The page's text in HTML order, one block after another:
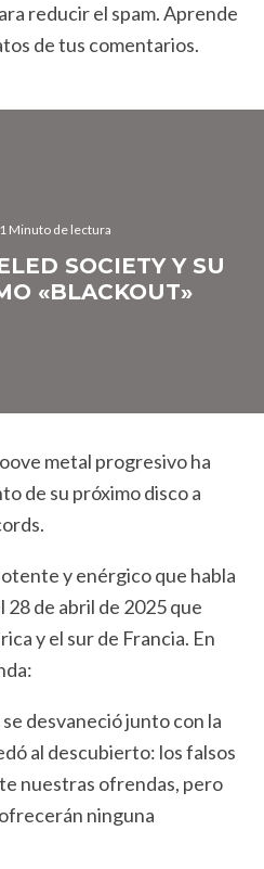
reducir el spam.Aprende
de tus comentarios.
1 Minuto de lectura
SOCIETY Y SU
«BLACKOUT»
metal progresivo ha
de su próximo disco a
y enérgico que habla
28 de abril de 2025 que
y el sur de Francia. En
desvaneció junto con la
al descubierto: los falsos
nuestras ofrendas, pero
ninguna